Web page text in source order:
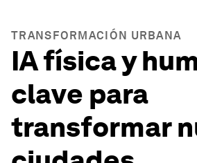
TRANSFORMACIÓN URBANA
IA física y
clave para
transformar